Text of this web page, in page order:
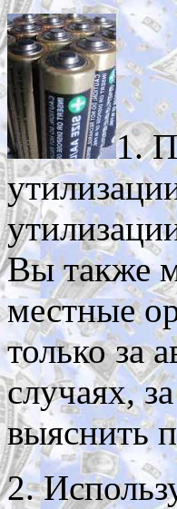
1.
Вы также
местные
только за
случаях,
выяснить
2.